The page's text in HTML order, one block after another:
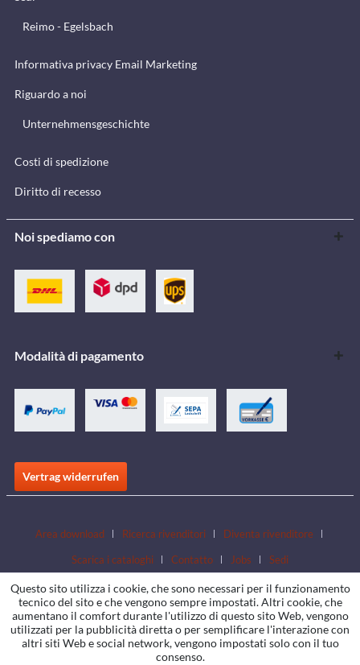
Reimo - Egelsbach
Informativa privacy Email Marketing
Riguardo a noi
Unternehmensgeschichte
Costi di spedizione
Diritto di recesso
Noi spediamo con
Modalità di pagamento
Vertrag widerrufen
Area download Ricerca rivenditori
Diventa rivenditore
Scarica i cataloghi
Contatto Jobs Sedi
Questo sito utilizza i cookie, che sono necessari per il funzionamento
tecnico del sito e che vengono sempre impostati. Altri cookie, che
aumentano il comfort durante l'utilizzo di questo sito Web, vengono
utilizzati per la pubblicità diretta o per semplificare l'interazione con
altri siti Web e social network, vengono impostati solo con il tuo
consenso.